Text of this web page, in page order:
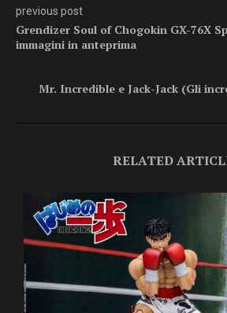
previous post
Grendizer Soul of Chogokin GX-76X
immagini in anteprima
Mr. Incredible e Jack-Jack (Gli
RELATED